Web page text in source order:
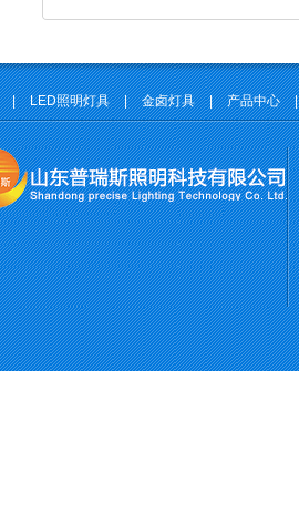
| LED照明灯具 | 金卤灯具 | 产品中心 |